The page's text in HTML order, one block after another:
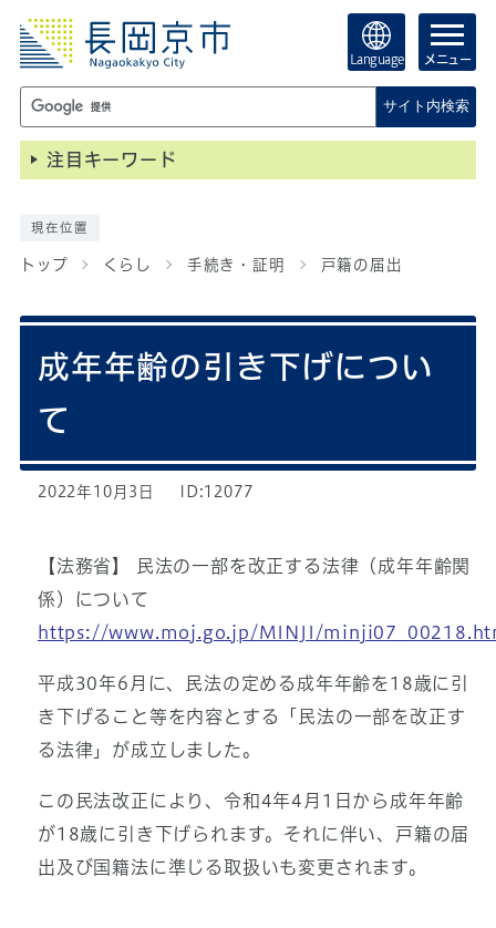
Language メニュー
サイト内検索
注目キーワード
現在位置
トップ くらし 手続き・証明 戸籍の届出
成年年齢の引き下げについ
て
2022年10月3日 ID:12077
【法務省】 民法の一部を改正する法律（成年年齢関
係）について
https://www.moj.go.jp/MINJI/
平成30年6月に、民法の定める成年年齢を18歳に引
き下げること等を内容とする「民法の一部を改正す
る法律」が成立しました。
この民法改正により、令和4年4月1日から成年年齢
が18歳に引き下げられます。それに伴い、戸籍の届
出及び国籍法に準じる取扱いも変更されます。